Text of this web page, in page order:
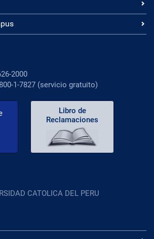
2000
1-7827 (servicio gratuito)
Libro de
Reclamaciones
CATOLICA DEL PERU